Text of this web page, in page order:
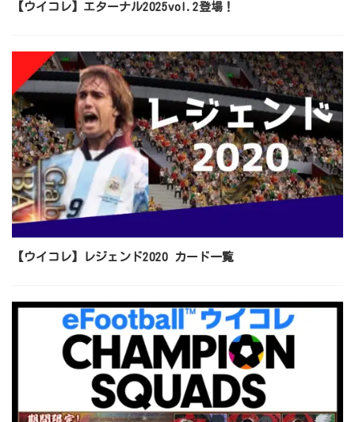
【ウイコレ】エターナル2025vol.2登場！
【ウイコレ】レジェンド2020 カード一覧